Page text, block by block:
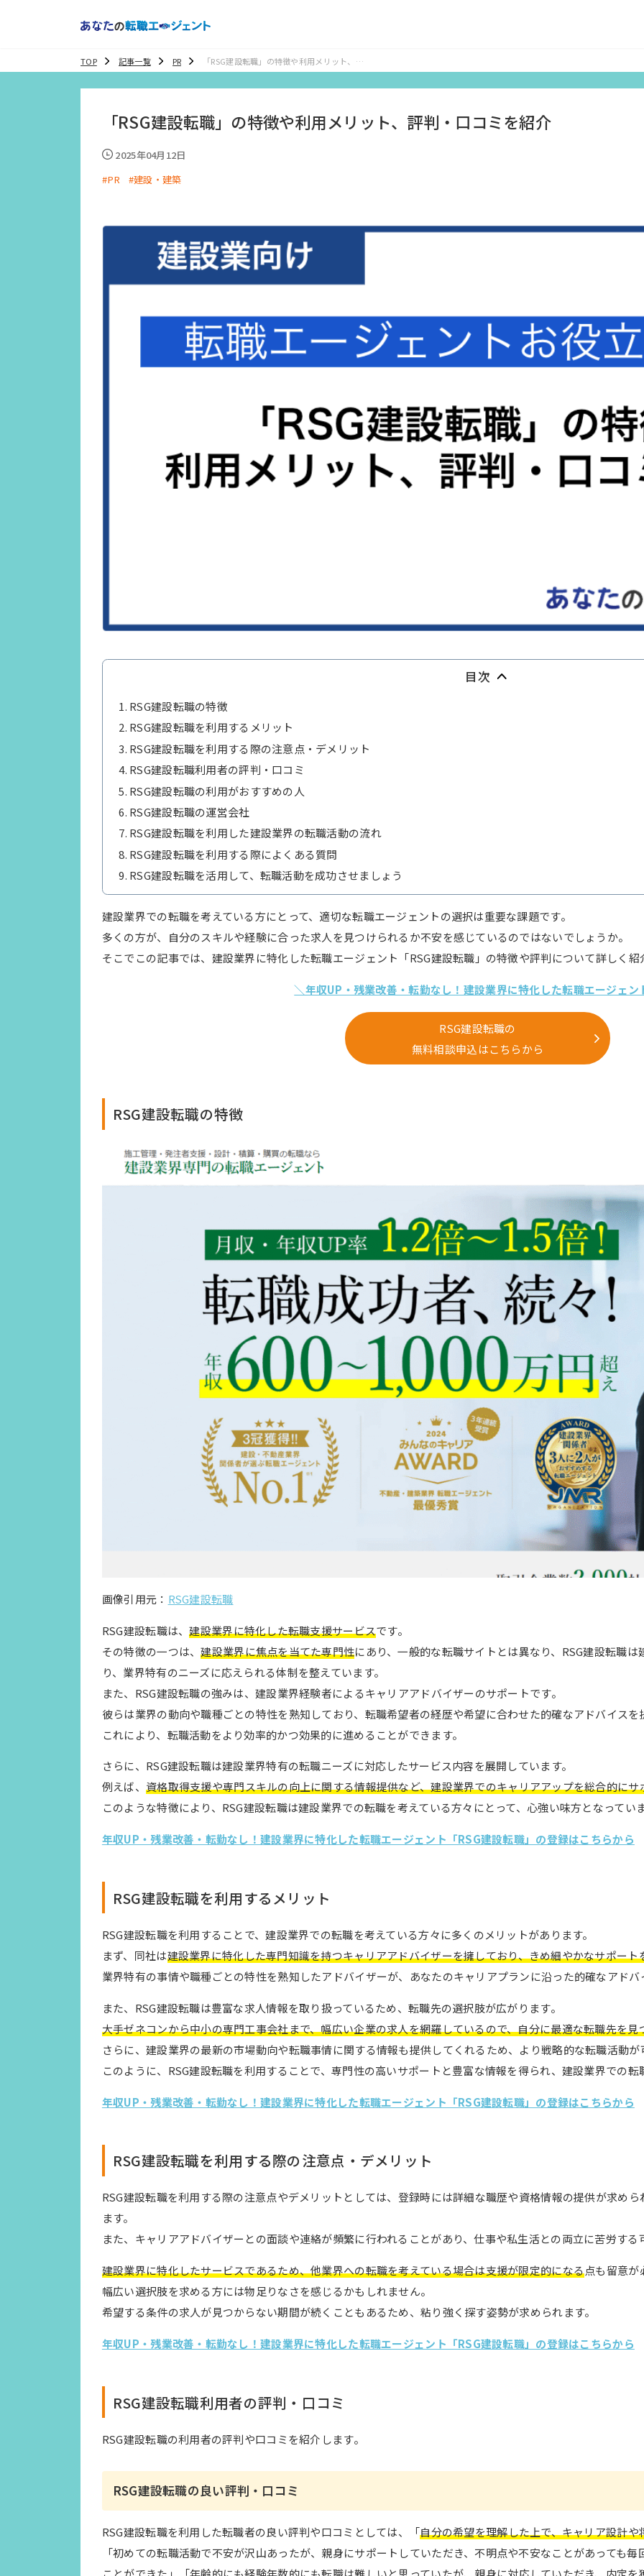
TOP 記事一覧 PR
「RSG建設転職」の特徴や利用メリット、評
判・口コミを紹介
「RSG建設転職」の特徴や利用メリット、評判・口コミを紹介
2025年04月12日
#PR
#建設・建築
目次
RSG建設転職の特徴
RSG建設転職を利用するメリット
RSG建設転職を利用する際の注意点・デメリット
RSG建設転職利用者の評判・口コミ
RSG建設転職の利用がおすすめの人
RSG建設転職の運営会社
RSG建設転職を利用した建設業界の転職活動の流れ
RSG建設転職を利用する際によくある質問
RSG建設転職を活用して、転職活動を成功させましょう
建設業界での転職を考えている方にとって、適切な転職エージェントの選択は重要な課題です。
多くの方が、自分のスキルや経験に合った求人を見つけられるか不安を感じているのではないでしょうか。
そこでこの記事では、建設業界に特化した転職エージェント「RSG建設転職」の特徴や評判について詳しく紹
＼年収UP・残業改善・転勤なし！建設業界に特化した転職エージェン
RSG建設転職の
無料相談申込はこちらから
RSG建設転職の特徴
画像引用元： RSG建設転職
RSG建設転職は、建設業界に特化した転職支援サービスです。
その特徴の一つは、建設業界に焦点を当てた専門性にあり、一般的な転職サイトとは異なり、RSG建設転職
り、業界特有のニーズに応えられる体制を整えています。
また、RSG建設転職の強みは、建設業界経験者によるキャリアアドバイザーのサポートです。
彼らは業界の動向や職種ごとの特性を熟知しており、転職希望者の経歴や希望に合わせた的確なアドバイスを
これにより、転職活動をより効率的かつ効果的に進めることができます。
さらに、RSG建設転職は建設業界特有の転職ニーズに対応したサービス内容を展開しています。
例えば、 資格取得支援や専門スキルの向上に関する情報提供など、建設業界でのキャリアアップを総合的にサ
このような特徴により、RSG建設転職は建設業界での転職を考えている方々にとって、心強い味方となってい
年収UP・残業改善・転勤なし！建設業界に特化した転職エージェント「RSG建設転職」の登録はこちらから
RSG建設転職を利用するメリット
RSG建設転職を利用することで、建設業界での転職を考えている方々に多くのメリットがあります。
まず、同社は建設業界に特化した専門知識を持つキャリアアドバイザーを擁しており、きめ細やかなサポート
業界特有の事情や職種ごとの特性を熟知したアドバイザーが、あなたのキャリアプランに沿った的確なアド
また、RSG建設転職は豊富な求人情報を取り扱っているため、転職先の選択肢が広がります。
大手ゼネコンから中小の専門工事会社まで、幅広い企業の求人を網羅しているので、自分に最適な転職先を見
さらに、建設業界の最新の市場動向や転職事情に関する情報も提供してくれるため、より戦略的な転職活動
このように、RSG建設転職を利用することで、専門性の高いサポートと豊富な情報を得られ、建設業界での
年収UP・残業改善・転勤なし！建設業界に特化した転職エージェント「RSG建設転職」の登録はこちらから
RSG建設転職を利用する際の注意点・デメリット
RSG建設転職を利用する際の注意点やデメリットとしては、登録時には詳細な職歴や資格情報の提供が求め
ます。
また、キャリアアドバイザーとの面談や連絡が頻繁に行われることがあり、仕事や私生活との両立に苦労する
建設業界に特化したサービスであるため、他業界への転職を考えている場合は支援が限定的になる点も留意が
幅広い選択肢を求める方には物足りなさを感じるかもしれません。
希望する条件の求人が見つからない期間が続くこともあるため、粘り強く探す姿勢が求められます。
年収UP・残業改善・転勤なし！建設業界に特化した転職エージェント「RSG建設転職」の登録はこちらから
RSG建設転職利用者の評判・口コミ
RSG建設転職の利用者の評判や口コミを紹介します。
RSG建設転職の良い評判・口コミ
RSG建設転職を利用した転職者の良い評判や口コミとしては、「自分の希望を理解した上で、キャリア設計
「初めての転職活動で不安が沢山あったが、親身にサポートしていただき、不明点や不安なことがあっても